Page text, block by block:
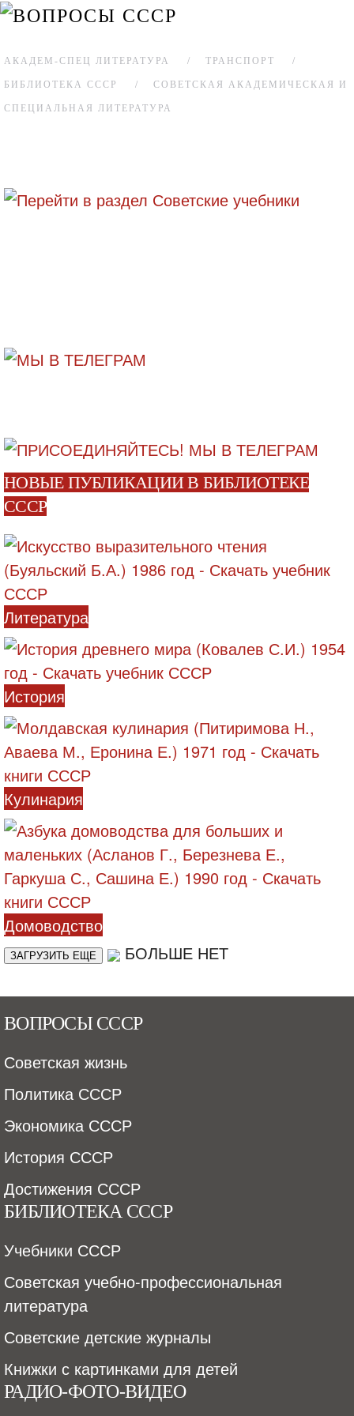
АКАДЕМ-СПЕЦ ЛИТЕРАТУРА ТРАНСПОРТ
БИБЛИОТЕКА СССР СОВЕТСКАЯ АКАДЕМИЧЕСКАЯ И
СПЕЦИАЛЬНАЯ ЛИТЕРАТУРА
НОВЫЕ ПУБЛИКАЦИИ В БИБЛИОТЕКЕ
СССР
Литература
История
Кулинария
Домоводство
ЗАГРУЗИТЬ ЕЩЕ БОЛЬШЕ НЕТ
ВОПРОСЫ СССР
Советская жизнь
Политика СССР
Экономика СССР
История СССР
Достижения СССР
БИБЛИОТЕКА СССР
Учебники СССР
Советская учебно-профессиональная
литература
Советские детские журналы
Книжки с картинками для детей
РАДИО-ФОТО-ВИДЕО